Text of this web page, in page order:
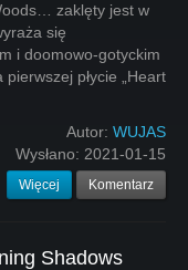
zaklęty jest w
się
i doomowo-gotyckim
płycie „Heart
Autor: WUJAS
Wysłano: 2021-01-15
Więcej Komentarz
Shadows